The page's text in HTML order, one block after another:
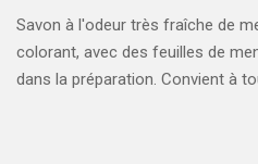
Savon à l'odeur très fraîche de
colorant, avec des feuilles de
dans la préparation. Convient à